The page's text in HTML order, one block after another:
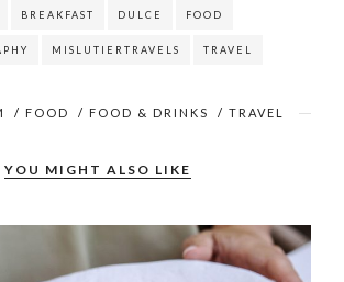
BREAKFAST DULCE FOOD
MISLUTIERTRAVELS TRAVEL
/ FOOD / FOOD & DRINKS / TRAVEL
YOU MIGHT ALSO LIKE